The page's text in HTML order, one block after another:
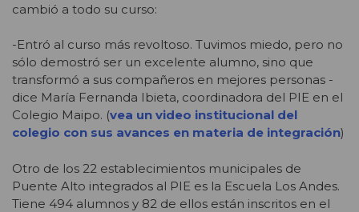
cambió a todo su curso:
-Entró al curso más revoltoso. Tuvimos miedo, pero no
sólo demostró ser un excelente alumno, sino que
transformó a sus compañeros en mejores personas -
dice María Fernanda Ibieta, coordinadora del PIE en el
Colegio Maipo. (vea un video institucional del
colegio con sus avances en materia de integración)
Otro de los 22 establecimientos municipales de
Puente Alto integrados al PIE es la Escuela Los Andes.
Tiene 494 alumnos y 82 de ellos están inscritos en el